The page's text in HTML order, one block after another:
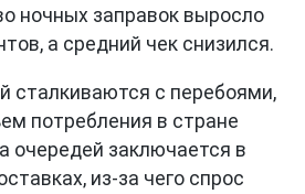
ночных заправок выросло
а средний чек снизился.
сталкиваются с перебоями,
потребления в стране
очередей заключается в
из-за чего спрос